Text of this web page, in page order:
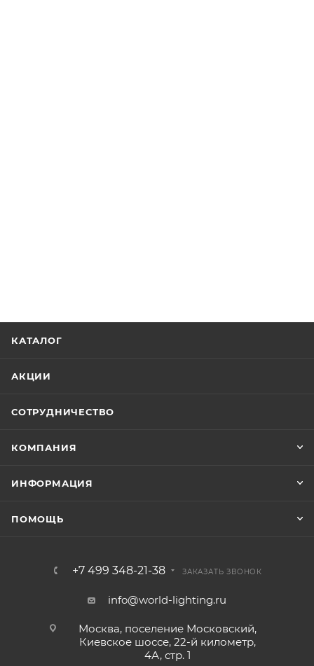
КАТАЛОГ
АКЦИИ
СОТРУДНИЧЕСТВО
КОМПАНИЯ
ИНФОРМАЦИЯ
ПОМОЩЬ
+7 499 348-21-38 ЗАКАЗАТЬ ЗВОНОК
info@world-lighting.ru
Москва, поселение Московский,
Киевское шоссе, 22-й километр,
4А, стр. 1